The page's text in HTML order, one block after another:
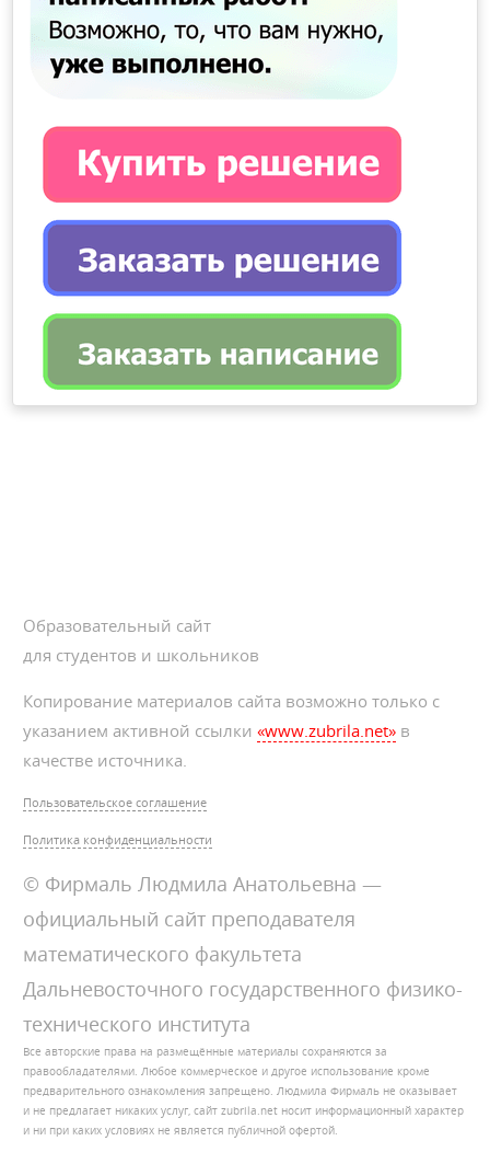
Образовательный сайт
для студентов и школьников
Копирование материалов сайта возможно только с
указанием активной ссылки«www.zubrila.net» в
качестве источника.
Пользовательское соглашение
Политика конфиденциальности
© Фирмаль Людмила Анатольевна —
официальный сайт преподавателя
математического факультета
Дальневосточного государственного физико-
технического института
Все авторские права на размещённые материалы сохраняются за
правообладателями. Любое коммерческое и другое использование кроме
предварительного ознакомления запрещено. Людмила Фирмаль не оказывает
и не предлагает никаких услуг, сайт zubrila.net носит информационный характер
и ни при каких условиях не является публичной офертой.